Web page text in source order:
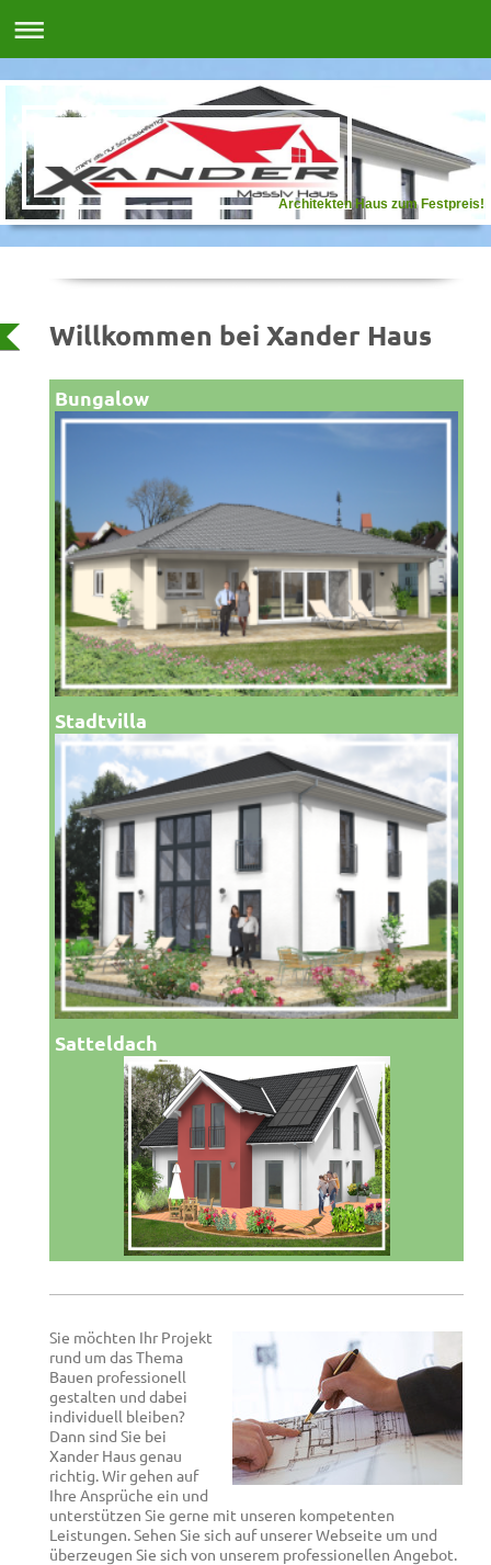
Architekten Haus zum Festpreis!
Willkommen bei Xander Haus
Bungalow
Stadtvilla
Satteldach
Sie möchten Ihr Projekt
rund um das Thema
Bauen professionell
gestalten und dabei
individuell bleiben?
Dann sind Sie bei
Xander Haus genau
richtig. Wir gehen auf
Ihre Ansprüche ein und
unterstützen Sie gerne mit unseren kompetenten
Leistungen. Sehen Sie sich auf unserer Webseite um und
überzeugen Sie sich von unserem professionellen Angebot.